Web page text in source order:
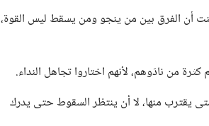
أن الفرق بين من ينجو ومن يسقط ليس القوة،
من نادَوهم، لأنهم اختاروا تجاهل النداء.
يقترب منها، لا أن ينتظر السقوط حتى يدرك